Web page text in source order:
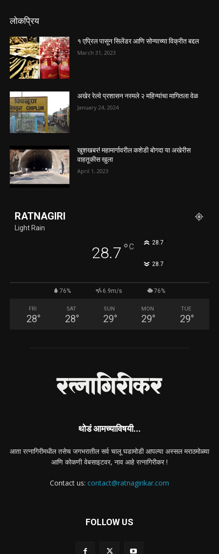
लोकप्रिय
१ एप्रिल पासून सिलेंडर आणि सोन्याच्या विक्रीत बद्दल
March 31, 2023
अखेर रेल्वे प्रशासन नरमले २ महिन्यांचा मागितला वेळ
January 24, 2024
खुशखबर! महामार्गावरील कशेडी बोगदा या अखेरीस
वाहतूकीस खुला
April 1, 2023
RATNAGIRI
Light Rain
28.7 °C 28.7
28.7
76% 6.9m/s 76%
FRI
28°
SAT
28°
SUN
29°
MON
29°
TUE
29°
थोडं आमच्याविषयी...
आता रत्नागिरीमधील तसेच जगभरातील सर्व चालू घडामोडी आपल्या अस्सल मराठमोळ्या
आणि कोकणी वेबसाइटवर, नाव आहे रत्नागिरीकर !
Contact us: contact@ratnagirikar.com
FOLLOW US